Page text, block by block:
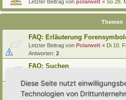
Letzter Beitrag von polarwelt « So 28.
Themen
FAQ: Erläuterung
Letzter Beitrag von Polarwelt « Di 10.
Antworten: 2
FAQ: Suchen
FAQ: Entwürfe wiederfinden
Letzter Beitrag von Polarwelt «So 25.
Diese Seite nutzt
Technologien von